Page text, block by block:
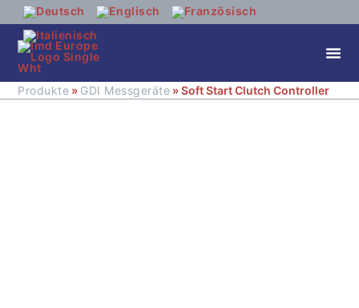
Produkte » GDI Messgeräte » Soft Start Clutch Controller